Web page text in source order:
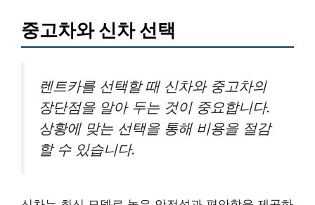
중고차와 신차 선택
렌트카를 선택할 때 신차와 중고차의
장단점을 알아 두는 것이 중요합니다.
상황에 맞는 선택을 통해 비용을 절감
할 수 있습니다.